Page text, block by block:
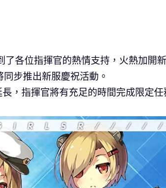
各位指揮官的熱情支持，火熱加開
步推出新服慶祝活動。
，指揮官將有充足的時間完成限定任